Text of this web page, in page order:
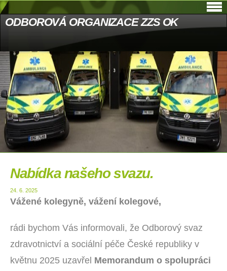
ODBOROVÁ ORGANIZACE ZZS OK
Nabídka našeho svazu.
24. 6. 2025
Vážené kolegyně, vážení kolegové,
rádi bychom Vás informovali, že Odborový svaz
zdravotnictví a sociální péče České republiky v
květnu 2025 uzavřel Memorandum o spolupráci